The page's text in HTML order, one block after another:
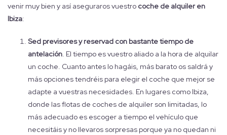
venir muy bien y así aseguraros vuestro coche de alquiler en
Ibiza:
Sed previsores y reservad con bastante tiempo de
antelación. El tiempo es vuestro aliado a la hora de alquilar
un coche. Cuanto antes lo hagáis, más barato os saldrá y
más opciones tendréis para elegir el coche que mejor se
adapte a vuestras necesidades. En lugares como Ibiza,
donde las flotas de coches de alquiler son limitadas, lo
más adecuado es escoger a tiempo el vehículo que
necesitáis y no llevaros sorpresas porque ya no quedan ni